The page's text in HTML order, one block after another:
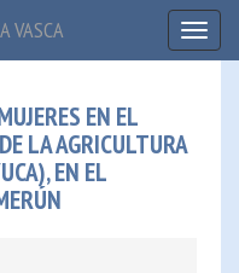
VASCA
EN EL
LA AGRICULTURA
EN EL